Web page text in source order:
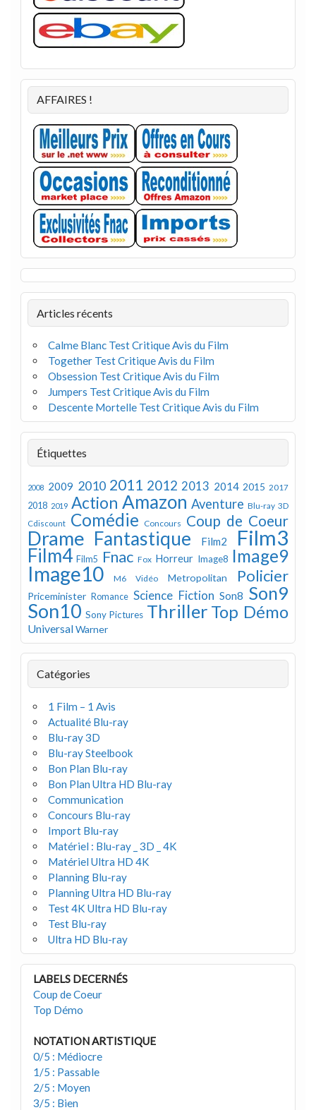
AFFAIRES !
Articles récents
Calme Blanc Test Critique Avis du Film
Together Test Critique Avis du Film
Obsession Test Critique Avis du Film
Jumpers Test Critique Avis du Film
Descente Mortelle Test Critique Avis du Film
Étiquettes
2008 2009 2010 2011 2012 2013 2014 2015 2017
2018 2019 Action Amazon Aventure Blu-ray 3D
Cdiscount Comédie Concours Coup de Coeur
Drame Fantastique Film2 Film3
Film4 Film5 Fnac Fox Horreur Image8 Image9
Image10 M6 Vidéo Metropolitan Policier
Priceminister Romance Science Fiction Son8 Son9
Son10 Sony Pictures Thriller Top Démo
UniversalWarner
Catégories
1 Film – 1 Avis
Actualité Blu-ray
Blu-ray 3D
Blu-ray Steelbook
Bon Plan Blu-ray
Bon Plan Ultra HD Blu-ray
Communication
Concours Blu-ray
Import Blu-ray
Matériel : Blu-ray _ 3D _ 4K
Matériel Ultra HD 4K
Planning Blu-ray
Planning Ultra HD Blu-ray
Test 4K Ultra HD Blu-ray
Test Blu-ray
Ultra HD Blu-ray
LABELS DECERNÉS
Coup de Coeur
Top Démo
NOTATION ARTISTIQUE
0/5 : Médiocre
1/5 : Passable
2/5 : Moyen
3/5 : Bien